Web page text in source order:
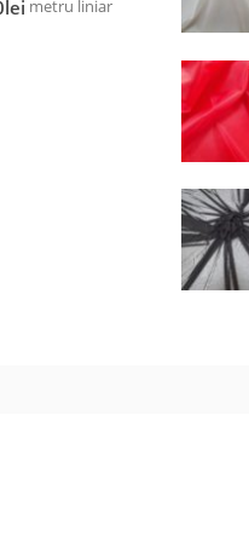
lei metru liniar